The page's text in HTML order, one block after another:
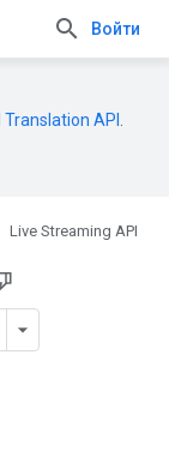
Войти
Translation API
Live Streaming API